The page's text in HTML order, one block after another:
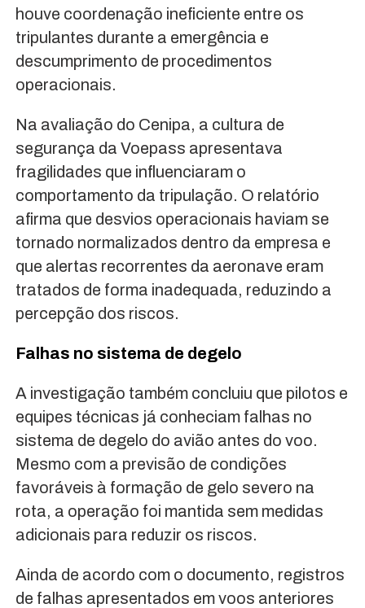
houve coordenação ineficiente entre os
tripulantes durante a emergência e
descumprimento de procedimentos
operacionais.
Na avaliação do Cenipa, a cultura de
segurança da Voepass apresentava
fragilidades que influenciaram o
comportamento da tripulação. O relatório
afirma que desvios operacionais haviam se
tornado normalizados dentro da empresa e
que alertas recorrentes da aeronave eram
tratados de forma inadequada, reduzindo a
percepção dos riscos.
Falhas no sistema de degelo
A investigação também concluiu que pilotos e
equipes técnicas já conheciam falhas no
sistema de degelo do avião antes do voo.
Mesmo com a previsão de condições
favoráveis à formação de gelo severo na
rota, a operação foi mantida sem medidas
adicionais para reduzir os riscos.
Ainda de acordo com o documento, registros
de falhas apresentados em voos anteriores